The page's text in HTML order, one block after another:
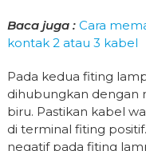
Baca juga : Cara
kontak 2 atau 3 kabel
Pada kedua fiting
dihubungkan dengan
biru. Pastikan kabel
di terminal fiting
negatif pada fiting